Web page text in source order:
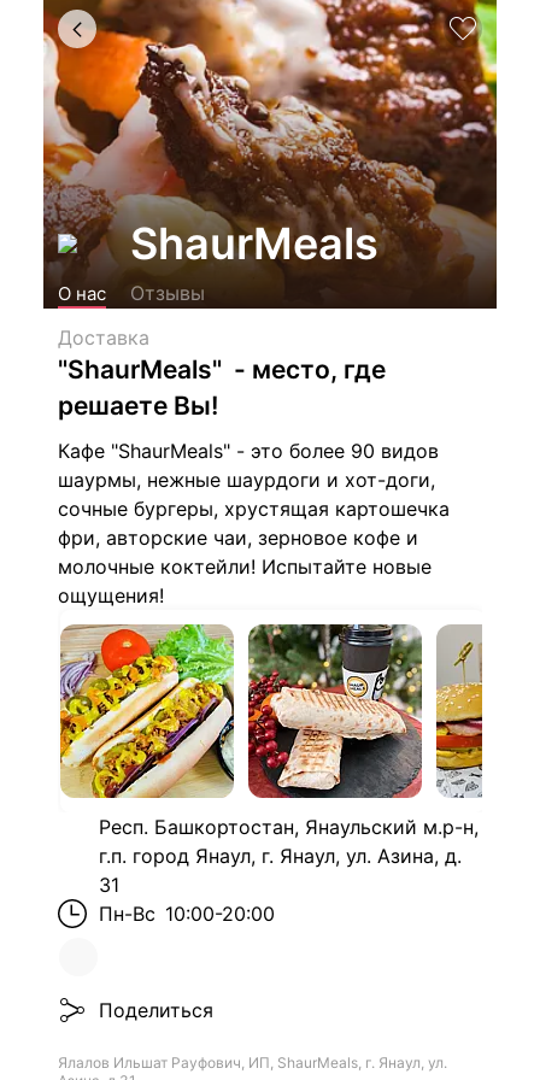
ShaurMeals
О нас
Отзывы
Доставка
"ShaurMeals" - место, где
решаете Вы!
Кафе "ShaurMeals" - это более 90 видов
шаурмы, нежные шаурдоги и хот-доги,
сочные бургеры, хрустящая картошечка
фри, авторские чаи, зерновое кофе и
молочные коктейли! Испытайте новые
ощущения!
Респ. Башкортостан, Янаульский м.р-н,
г.п. город Янаул, г. Янаул, ул. Азина, д.
31
Пн-Вс 10:00-20:00
Поделиться
Ялалов Ильшат Рауфович, ИП, ShaurMeals, г. Янаул, ул.